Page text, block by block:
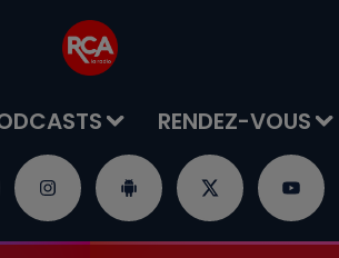
RENDEZ-VOUS